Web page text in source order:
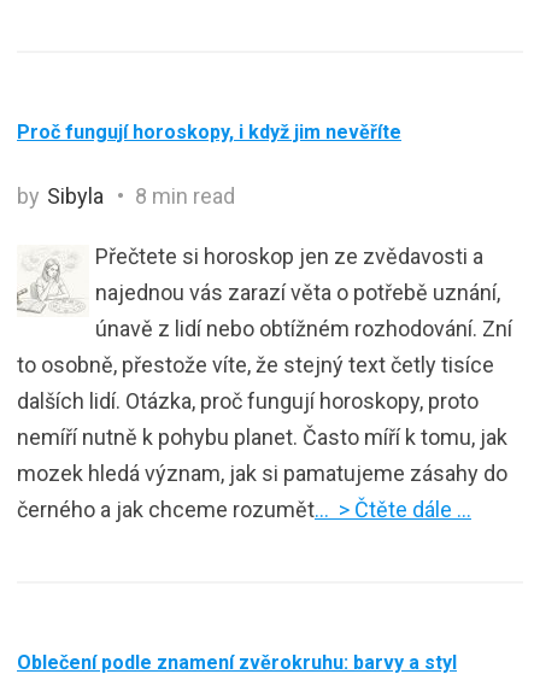
Proč fungují horoskopy, i když jim nevěříte
by Sibyla 8 min read
Přečtete si horoskop jen ze zvědavosti a
najednou vás zarazí věta o potřebě uznání,
únavě z lidí nebo obtížném rozhodování. Zní
to osobně, přestože víte, že stejný text četly tisíce
dalších lidí. Otázka, proč fungují horoskopy, proto
nemíří nutně k pohybu planet. Často míří k tomu, jak
mozek hledá význam, jak si pamatujeme zásahy do
černého a jak chceme rozumět… > Čtěte dále …
Oblečení podle znamení zvěrokruhu: barvy a styl